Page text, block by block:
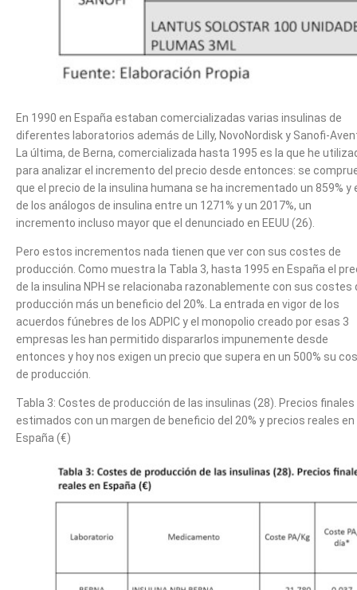
En 1990 en España estaban comercializadas varias insulinas de
diferentes laboratorios además de Lilly, NovoNordisk y Sanofi-
La última, de Berna, comercializada hasta 1995 es la que he
para analizar el incremento del precio desde entonces: se
que el precio de la insulina humana se ha incrementado un 859% y
de los análogos de insulina entre un 1271% y un 2017%, un
incremento incluso mayor que el denunciado en EEUU (26).
Pero estos incrementos nada tienen que ver con sus costes de
producción. Como muestra la Tabla 3, hasta 1995 en España el
de la insulina NPH se relacionaba razonablemente con sus costes
producción más un beneficio del 20%. La entrada en vigor de los
acuerdos fúnebres de los ADPIC y el monopolio creado por esas 3
empresas les han permitido dispararlos impunemente desde
entonces y hoy nos exigen un precio que supera en un 500% su
de producción.
Tabla 3: Costes de producción de las insulinas (28). Precios finales
estimados con un margen de beneficio del 20% y precios reales en
España (€)